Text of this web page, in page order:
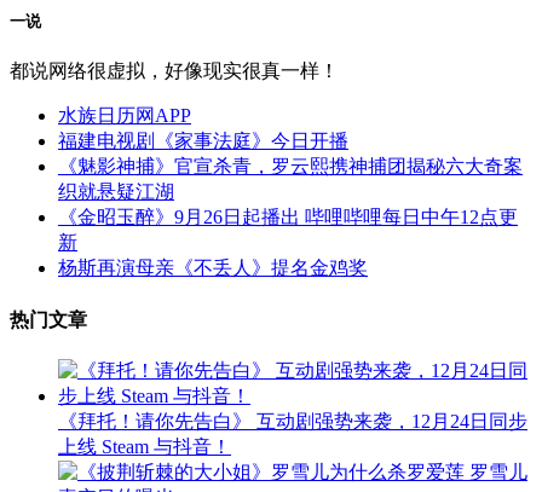
一说
都说网络很虚拟，好像现实很真一样！
水族日历网APP
福建电视剧《家事法庭》今日开播
《魅影神捕》官宣杀青，罗云熙携神捕团揭秘六大奇案
织就悬疑江湖
《金昭玉醉》9月26日起播出 哔哩哔哩每日中午12点更
新
杨斯再演母亲《不丢人》提名金鸡奖
热门文章
《拜托！请你先告白》 互动剧强势来袭，12月24日同步
上线 Steam 与抖音！